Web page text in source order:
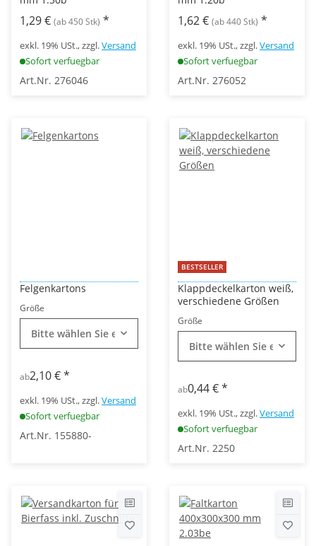
1,29 € (ab 450 Stk) *
exkl. 19% USt., zzgl.Versand
Sofort verfuegbar
Art.Nr. 276046
1,62 € (ab 440 Stk) *
exkl. 19% USt., zzgl.Versand
Sofort verfuegbar
Art.Nr. 276052
Felgenkartons
Größe
Bitte wählen Sie eine Variation.
ab2,10 €*
exkl. 19% USt., zzgl.Versand
Sofort verfuegbar
Art.Nr. 155880-
BESTSELLER
Klappdeckelkarton weiß,
verschiedene Größen
Größe
Bitte wählen Sie eine
ab0,44 €*
exkl. 19% USt., zzgl.Versand
Sofort verfuegbar
Art.Nr. 2250